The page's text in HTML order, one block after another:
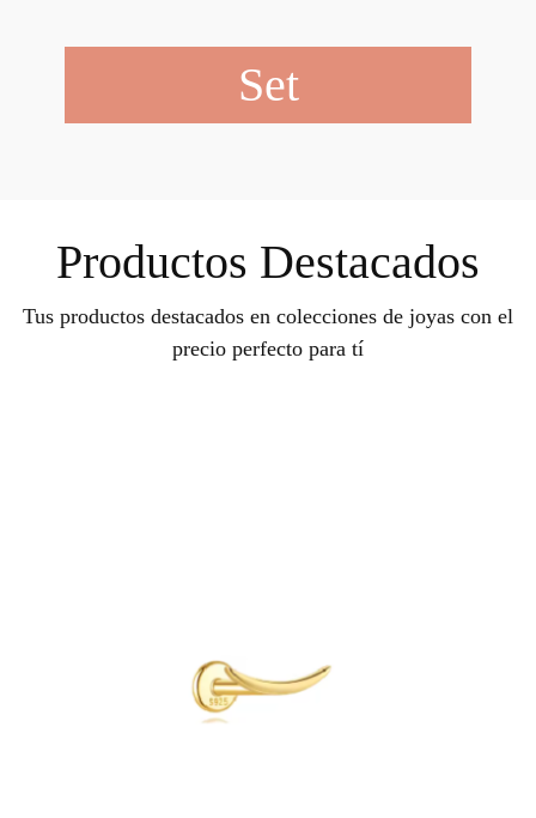
Set
Productos Destacados
Tus productos destacados en colecciones de joyas con el
precio perfecto para tí